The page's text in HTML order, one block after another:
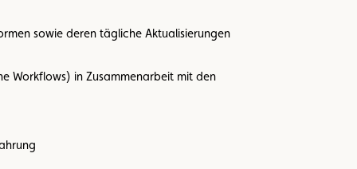
sowie deren tägliche Aktualisierungen
Workflows) in Zusammenarbeit mit den